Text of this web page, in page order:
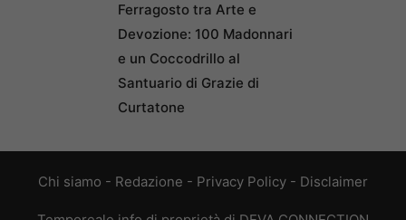
Ferragosto tra Arte e
Devozione: 100 Madonnari
e un Coccodrillo al
Santuario di Grazie di
Curtatone
Chi siamo - Redazione - Privacy Policy - Disclaimer